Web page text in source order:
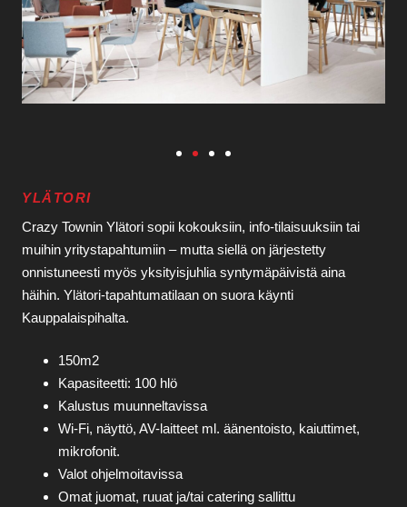
YLÄTORI
Crazy Townin Ylätori sopii kokouksiin, info-tilaisuuksiin tai
muihin yritystapahtumiin – mutta siellä on järjestetty
onnistuneesti myös yksityisjuhlia syntymäpäivistä aina
häihin. Ylätori-tapahtumatilaan on suora käynti
Kauppalaispihalta.
150m2
Kapasiteetti: 100 hlö
Kalustus muunneltavissa
Wi‑Fi, näyttö, AV-laitteet ml. äänentoisto, kaiuttimet,
mikrofonit.
Valot ohjelmoitavissa
Omat juomat, ruuat ja/tai catering sallittu